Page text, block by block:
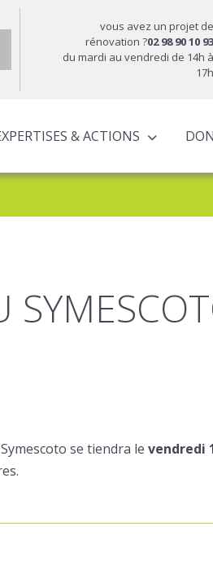
vous avez un projet de
rénovation ?02 98 90 10 93
du mardi au vendredi de 14h à
17h
& ACTIONS
se tiendra le vendredi